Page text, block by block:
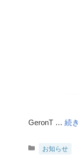
GeronT … 続
カお知らせ